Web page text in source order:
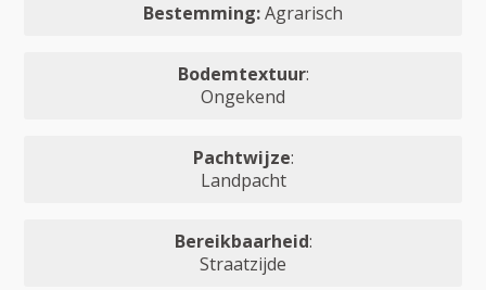
Bestemming:Agrarisch
Bodemtextuur:
Ongekend
Pachtwijze:
Landpacht
Bereikbaarheid:
Straatzijde